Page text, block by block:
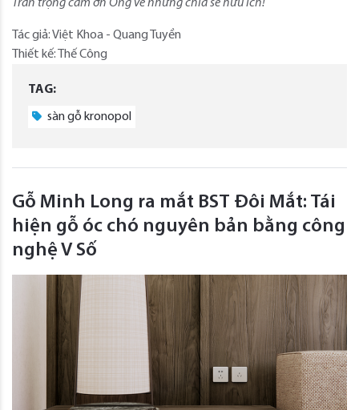
Trân trọng cảm ơn Ông về những chia sẻ hữu ích!
Tác giả: Việt Khoa - Quang Tuyền
Thiết kế: Thế Công
TAG:
sàn gỗ kronopol
Gỗ Minh Long ra mắt BST Đôi Mắt: Tái
hiện gỗ óc chó nguyên bản bằng công
nghệ V Số